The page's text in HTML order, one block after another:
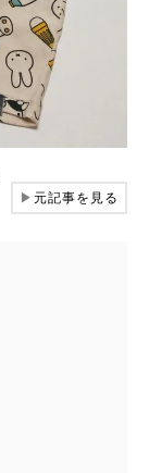
▶元記事を見る